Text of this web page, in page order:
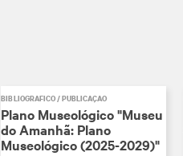
BIBLIOGRÁFICO / PUBLICAÇÃO
Plano Museológico "Museu
do Amanhã: Plano
Museológico (2025-2029)"